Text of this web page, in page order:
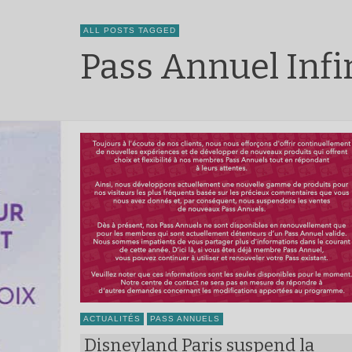
ALL POSTS TAGGED
Pass Annuel
ACTUALITÉS PASS ANNUELS
Disneyland Paris suspend la